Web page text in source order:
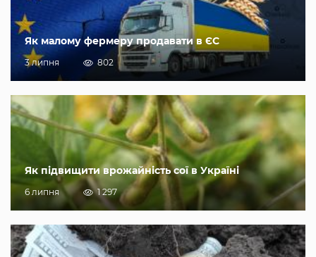
Як малому фермеру продавати в ЄС
3 липня 802
Як підвищити врожайність сої в Україні
6 липня 1 297